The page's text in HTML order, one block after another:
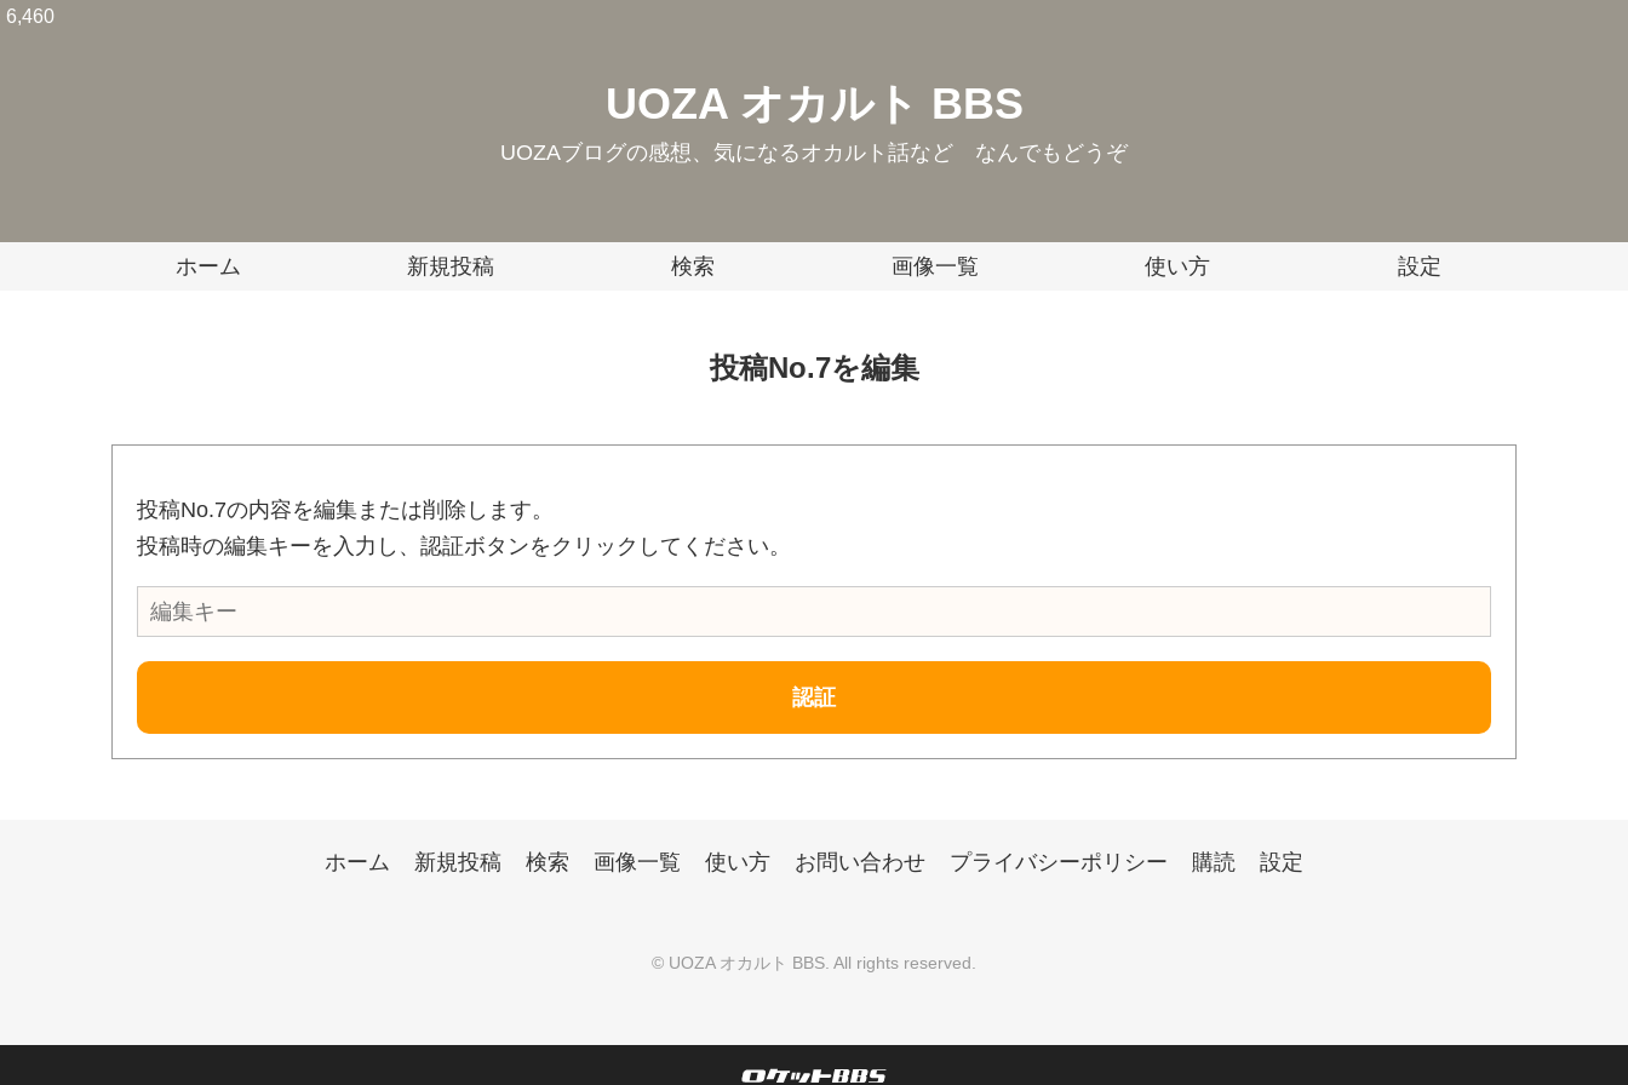
UOZA オカルト BBS
UOZAブログの感想、気になるオカルト話など なんでもどうぞ
ホーム 新規投稿 検索 画像一覧 使い方 設定
6,460
投稿No.7を編集
投稿No.7の内容を編集または削除します。
投稿時の編集キーを入力し、認証ボタンをクリックしてください。
ホーム 新規投稿 検索 画像一覧 使い方 お問い合わせ プライバシーポリシー 購読 設定
© UOZA オカルト BBS . All rights reserved.